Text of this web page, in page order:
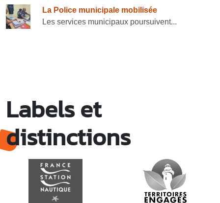
La Police municipale mobilisée
Les services municipaux poursuivent...
Labels et
distinctions